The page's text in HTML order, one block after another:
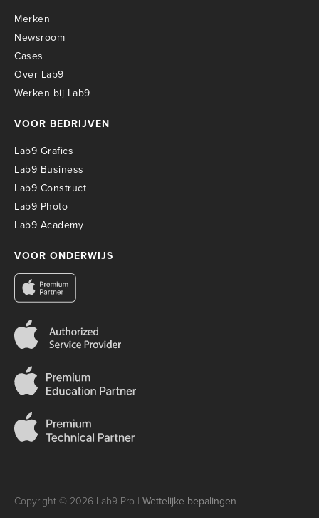
Merken
Newsroom
Cases
Over Lab9
Werken bij Lab9
VOOR BEDRIJVEN
Lab9 Grafics
Lab9 Business
Lab9 Construct
Lab9 Photo
Lab9 Academy
VOOR ONDERWIJS
Copyright © 2026 Lab9 Pro | Wettelijke bepalingen